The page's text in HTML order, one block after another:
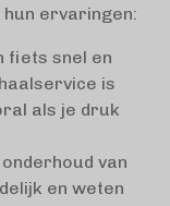
hun ervaringen:
fiets snel en
is
als je druk
van
en weten